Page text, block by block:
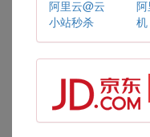
阿里云@云
小站秒杀
机